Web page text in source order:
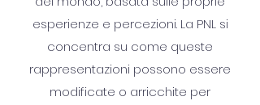
esperienze e percezioni. La PNL si
concentra su come queste
rappresentazioni possono essere
modificate o arricchite per